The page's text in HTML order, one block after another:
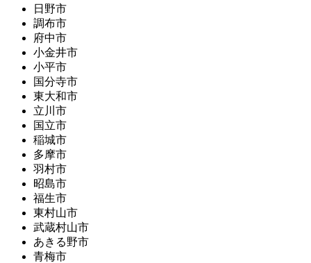
日野市
調布市
府中市
小金井市
小平市
国分寺市
東大和市
立川市
国立市
稲城市
多摩市
羽村市
昭島市
福生市
東村山市
武蔵村山市
あきる野市
青梅市